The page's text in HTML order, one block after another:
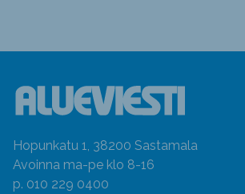
Hopunkatu 1, 38200 Sastamala
Avoinna ma-pe klo 8-16
p. 010 229 0400